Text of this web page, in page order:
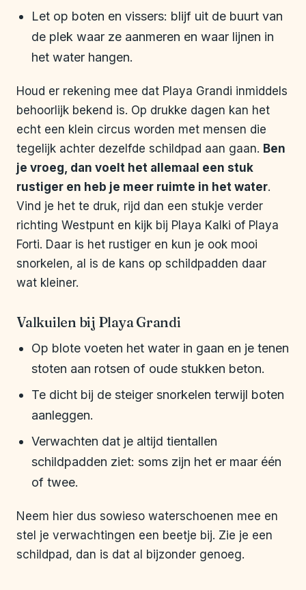
Let op boten en vissers: blijf uit de buurt van
de plek waar ze aanmeren en waar lijnen in
het water hangen.
Houd er rekening mee dat Playa Grandi inmiddels
behoorlijk bekend is. Op drukke dagen kan het
echt een klein circus worden met mensen die
tegelijk achter dezelfde schildpad aan gaan. Ben
je vroeg, dan voelt het allemaal een stuk
rustiger en heb je meer ruimte in het water.
Vind je het te druk, rijd dan een stukje verder
richting Westpunt en kijk bij Playa Kalki of Playa
Forti. Daar is het rustiger en kun je ook mooi
snorkelen, al is de kans op schildpadden daar
wat kleiner.
Valkuilen bij Playa Grandi
Op blote voeten het water in gaan en je tenen
stoten aan rotsen of oude stukken beton.
Te dicht bij de steiger snorkelen terwijl boten
aanleggen.
Verwachten dat je altijd tientallen
schildpadden ziet: soms zijn het er maar één
of twee.
Neem hier dus sowieso waterschoenen mee en
stel je verwachtingen een beetje bij. Zie je een
schildpad, dan is dat al bijzonder genoeg.